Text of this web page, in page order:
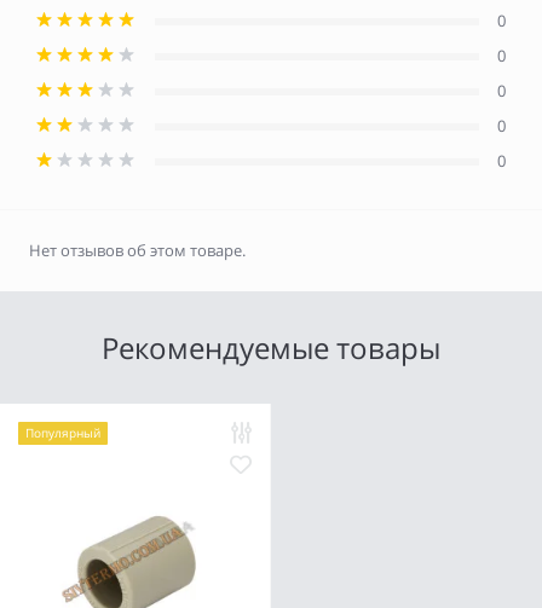
0
0
0
0
0
Нет отзывов об этом товаре.
Рекомендуемые товары
Популярный